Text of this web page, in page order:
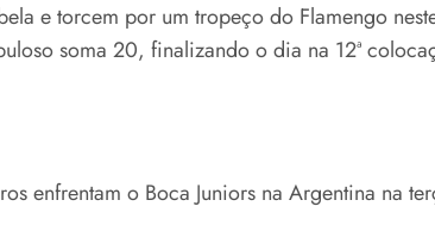
e torcem por um tropeço do Flamengo
soma 20, finalizando o dia na 12ª
enfrentam o Boca Juniors na Argentina na